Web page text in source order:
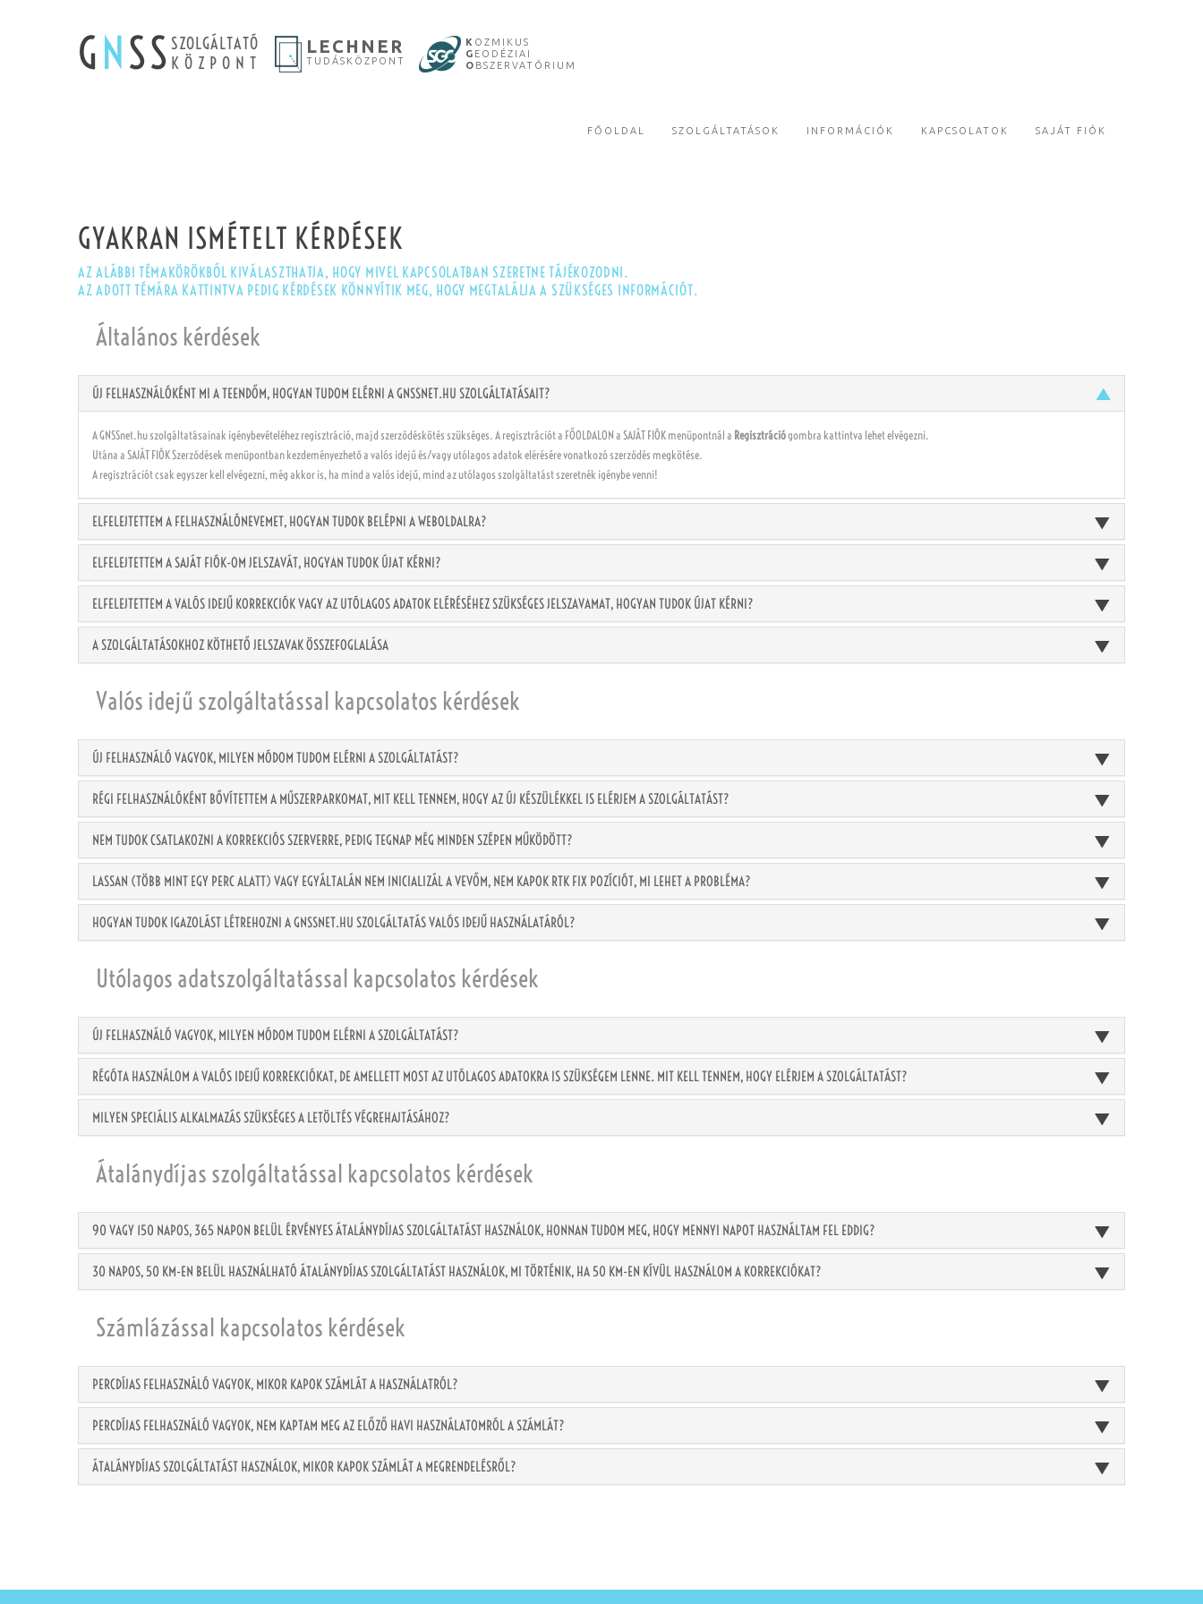
GNSS SZOLGÁLTATÓ
KÖZPONT
LECHNER
TUDÁSKÖZPONT
K OZMIKUS
G EODÉZIAI
O BSZERVATÓRIUM
FŐOLDAL SZOLGÁLTATÁSOK INFORMÁCIÓK KAPCSOLATOK SAJÁT FIÓK
GYAKRAN ISMÉTELT KÉRDÉSEK
AZ ALÁBBI TÉMAKÖRÖKBŐL KIVÁLASZTHATJA, HOGY MIVEL KAPCSOLATBAN SZERETNE TÁJÉKOZODNI.
AZ ADOTT TÉMÁRA KATTINTVA PEDIG KÉRDÉSEK KÖNNYÍTIK MEG, HOGY MEGTALÁLJA A SZÜKSÉGES INFORMÁCIÓT.
Általános kérdések
ÚJ FELHASZNÁLÓKÉNT MI A TEENDŐM, HOGYAN TUDOM ELÉRNI A GNSSNET.HU SZOLGÁLTATÁSAIT?
A GNSSnet.hu szolgáltatásainak igénybevételéhez regisztráció, majd szerződéskötés szükséges. A regisztrációt a FŐOLDALON a SAJÁT FIÓK menüpontnál a Regisztrációgombra kattintva lehet elvégezni.
Utána a SAJÁT FIÓK Szerződések menüpontban kezdeményezhető a valós idejű és/vagy utólagos adatok elérésére vonatkozó szerződés megkötése.
A regisztrációt csak egyszer kell elvégezni, még akkor is, ha mind a valós idejű, mind az utólagos szolgáltatást szeretnék igénybe venni!
ELFELEJTETTEM A FELHASZNÁLÓNEVEMET, HOGYAN TUDOK BELÉPNI A WEBOLDALRA?
ELFELEJTETTEM A SAJÁT FIÓK-OM JELSZAVÁT, HOGYAN TUDOK ÚJAT KÉRNI?
ELFELEJTETTEM A VALÓS IDEJŰ KORREKCIÓK VAGY AZ UTÓLAGOS ADATOK ELÉRÉSÉHEZ SZÜKSÉGES JELSZAVAMAT, HOGYAN TUDOK ÚJAT KÉRNI?
A SZOLGÁLTATÁSOKHOZ KÖTHETŐ JELSZAVAK ÖSSZEFOGLALÁSA
Valós idejű szolgáltatással kapcsolatos kérdések
ÚJ FELHASZNÁLÓ VAGYOK, MILYEN MÓDOM TUDOM ELÉRNI A SZOLGÁLTATÁST?
RÉGI FELHASZNÁLÓKÉNT BŐVÍTETTEM A MŰSZERPARKOMAT, MIT KELL TENNEM, HOGY AZ ÚJ KÉSZÜLÉKKEL IS ELÉRJEM A SZOLGÁLTATÁST?
NEM TUDOK CSATLAKOZNI A KORREKCIÓS SZERVERRE, PEDIG TEGNAP MÉG MINDEN SZÉPEN MŰKÖDÖTT?
LASSAN (TÖBB MINT EGY PERC ALATT) VAGY EGYÁLTALÁN NEM INICIALIZÁL A VEVŐM, NEM KAPOK RTK FIX POZÍCIÓT, MI LEHET A PROBLÉMA?
HOGYAN TUDOK IGAZOLÁST LÉTREHOZNI A GNSSNET.HU SZOLGÁLTATÁS VALÓS IDEJŰ HASZNÁLATÁRÓL?
Utólagos adatszolgáltatással kapcsolatos kérdések
ÚJ FELHASZNÁLÓ VAGYOK, MILYEN MÓDOM TUDOM ELÉRNI A SZOLGÁLTATÁST?
RÉGÓTA HASZNÁLOM A VALÓS IDEJŰ KORREKCIÓKAT, DE AMELLETT MOST AZ UTÓLAGOS ADATOKRA IS SZÜKSÉGEM LENNE. MIT KELL TENNEM, HOGY ELÉRJEM A SZOLGÁLTATÁST?
MILYEN SPECIÁLIS ALKALMAZÁS SZÜKSÉGES A LETÖLTÉS VÉGREHAJTÁSÁHOZ?
Átalánydíjas szolgáltatással kapcsolatos kérdések
90 VAGY 150 NAPOS, 365 NAPON BELÜL ÉRVÉNYES ÁTALÁNYDÍJAS SZOLGÁLTATÁST HASZNÁLOK, HONNAN TUDOM MEG, HOGY MENNYI NAPOT HASZNÁLTAM FEL EDDIG?
30 NAPOS, 50 KM-EN BELÜL HASZNÁLHATÓ ÁTALÁNYDÍJAS SZOLGÁLTATÁST HASZNÁLOK, MI TÖRTÉNIK, HA 50 KM-EN KÍVÜL HASZNÁLOM A KORREKCIÓKAT?
Számlázással kapcsolatos kérdések
PERCDÍJAS FELHASZNÁLÓ VAGYOK, MIKOR KAPOK SZÁMLÁT A HASZNÁLATRÓL?
PERCDÍJAS FELHASZNÁLÓ VAGYOK, NEM KAPTAM MEG AZ ELŐZŐ HAVI HASZNÁLATOMRÓL A SZÁMLÁT?
ÁTALÁNYDÍJAS SZOLGÁLTATÁST HASZNÁLOK, MIKOR KAPOK SZÁMLÁT A MEGRENDELÉSRŐL?